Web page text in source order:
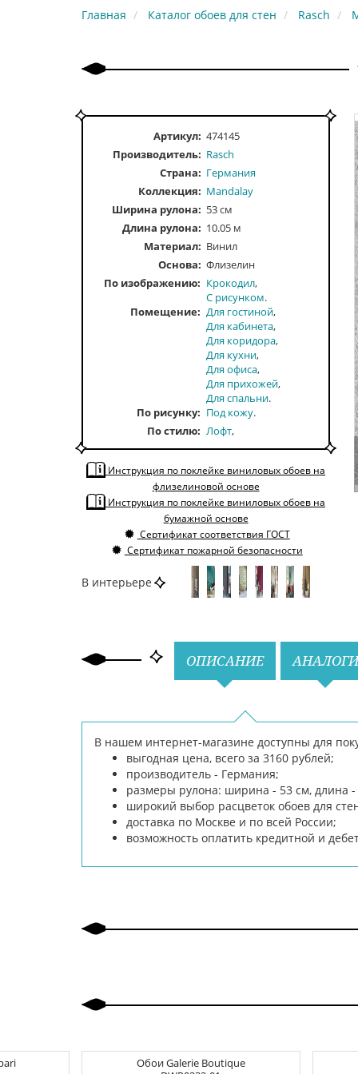
Главная Каталог обоев для стен Rasch
Артикул: 474145
Производитель: Rasch
Страна: Германия
Коллекция: Mandalay
Ширина рулона: 53 см
Длина рулона: 10.05 м
Материал: Винил
Основа: Флизелин
По изображению
Крокодил
С рисунком
Помещение
Для гостиной
Для кабинета
Для коридора
Для кухни
Для офиса
Для прихожей
Для спальни
По рисунку
Под кожу
По стилю
Лофт
Современные
По цвету Серый
Инструкция по поклейке виниловых обоев на
флизелиновой основе
Инструкция по поклейке виниловых обоев на
бумажной основе
Сертификат соответствия ГОСТ
Сертификат пожарной безопасности
В интерьере
ОПИСАНИЕ АНАЛОГИ
В нашем интернет-магазине доступны для
выгодная цена, всего за 3160 рублей;
производитель - Германия;
размеры рулона: ширина - 53 см, длина -
широкий выбор расцветок обоев для
доставка по Москве и по всей России;
возможность оплатить кредитной и
ОбоиGalerie Boutique